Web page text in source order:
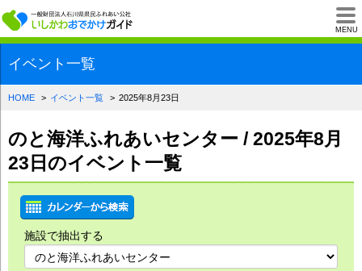
MENU
一般財団法人石川
イベント一覧
HOME イベント一覧 2025年8月23日
のと海洋ふれあいセンター / 2025年8月
23日のイベント一覧
施設で抽出する